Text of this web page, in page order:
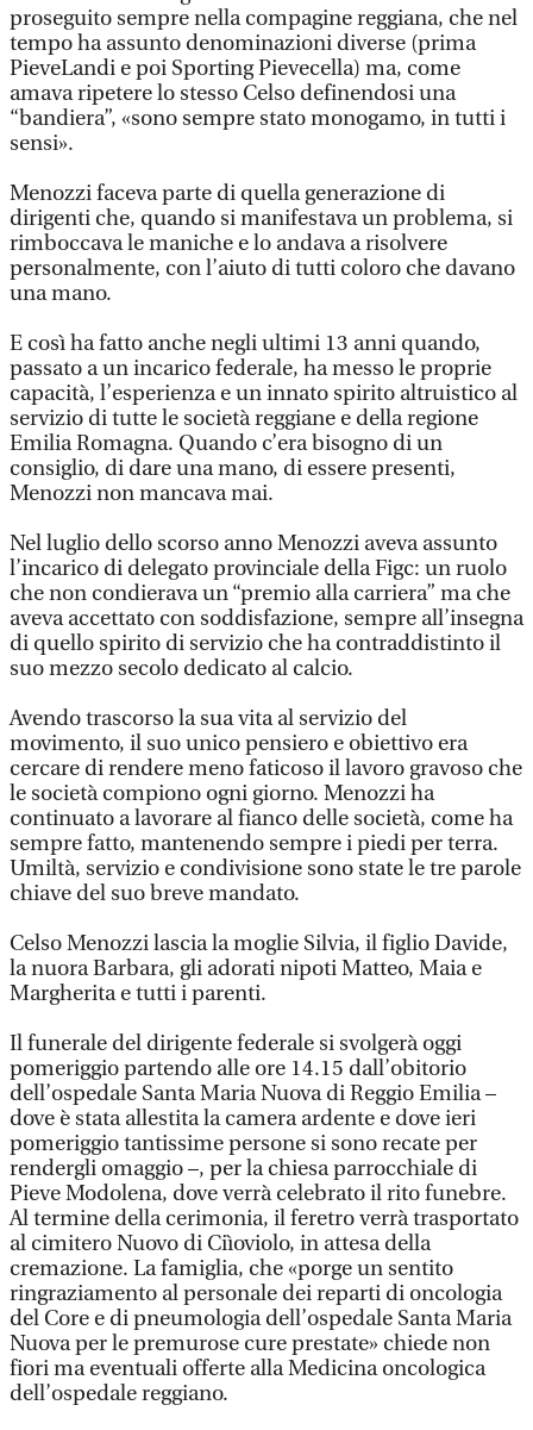
proseguito sempre nella compagine reggiana, che nel
tempo ha assunto denominazioni diverse (prima
PieveLandi e poi Sporting Pievecella) ma, come
amava ripetere lo stesso Celso definendosi una
“bandiera”, «sono sempre stato monogamo, in tutti i
sensi».
Menozzi faceva parte di quella generazione di
dirigenti che, quando si manifestava un problema, si
rimboccava le maniche e lo andava a risolvere
personalmente, con l’aiuto di tutti coloro che davano
una mano.
E così ha fatto anche negli ultimi 13 anni quando,
passato a un incarico federale, ha messo le proprie
capacità, l’esperienza e un innato spirito altruistico al
servizio di tutte le società reggiane e della regione
Emilia Romagna. Quando c’era bisogno di un
consiglio, di dare una mano, di essere presenti,
Menozzi non mancava mai.
Nel luglio dello scorso anno Menozzi aveva assunto
l’incarico di delegato provinciale della Figc: un ruolo
che non condierava un “premio alla carriera” ma che
aveva accettato con soddisfazione, sempre all’insegna
di quello spirito di servizio che ha contraddistinto il
suo mezzo secolo dedicato al calcio.
Avendo trascorso la sua vita al servizio del
movimento, il suo unico pensiero e obiettivo era
cercare di rendere meno faticoso il lavoro gravoso che
le società compiono ogni giorno. Menozzi ha
continuato a lavorare al fianco delle società, come ha
sempre fatto, mantenendo sempre i piedi per terra.
Umiltà, servizio e condivisione sono state le tre parole
chiave del suo breve mandato.
Celso Menozzi lascia la moglie Silvia, il figlio Davide,
la nuora Barbara, gli adorati nipoti Matteo, Maia e
Margherita e tutti i parenti.
Il funerale del dirigente federale si svolgerà oggi
pomeriggio partendo alle ore 14.15 dall’obitorio
dell’ospedale Santa Maria Nuova di Reggio Emilia –
dove è stata allestita la camera ardente e dove ieri
pomeriggio tantissime persone si sono recate per
rendergli omaggio –, per la chiesa parrocchiale di
Pieve Modolena, dove verrà celebrato il rito funebre.
Al termine della cerimonia, il feretro verrà trasportato
al cimitero Nuovo di Ciìoviolo, in attesa della
cremazione. La famiglia, che «porge un sentito
ringraziamento al personale dei reparti di oncologia
del Core e di pneumologia dell’ospedale Santa Maria
Nuova per le premurose cure prestate» chiede non
fiori ma eventuali offerte alla Medicina oncologica
dell’ospedale reggiano.